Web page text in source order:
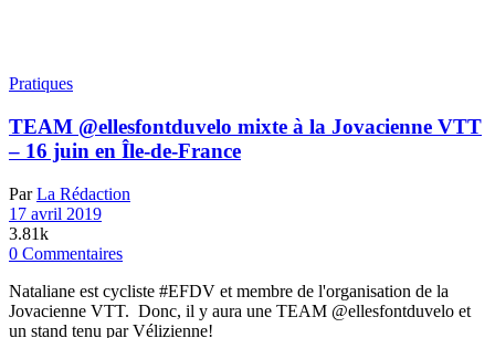
Pratiques
TEAM @ellesfontduvelo mixte à la Jovacienne VTT
– 16 juin en Île-de-France
ParLa Rédaction
17 avril 2019
3.81k
0 Commentaires
Nataliane est cycliste #EFDV et membre de l'organisation de la
Jovacienne VTT. Donc, il y aura une TEAM @ellesfontduvelo et
un stand tenu par Vélizienne!